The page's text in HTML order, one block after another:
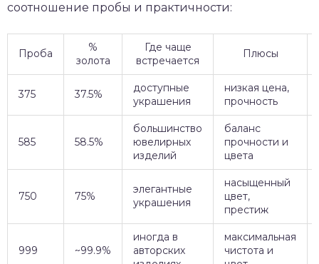
соотношение пробы и практичности:
Проба
%
золота
Где чаще
встречается
Плюсы
375 37.5%
доступные
украшения
низкая цена,
прочность
585 58.5%
большинство
ювелирных
изделий
баланс
прочности и
цвета
750 75%
элегантные
украшения
насыщенный
цвет,
престиж
999 ~99.9%
иногда в
авторских
максимальная
чистота и